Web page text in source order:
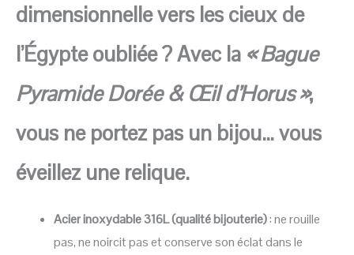
dimensionnelle vers les cieux de
l’Égypte oubliée ? Avec la « Bague
Pyramide Dorée & Œil d’Horus »,
vous ne portez pas un bijou… vous
éveillez une relique.
Acier inoxydable 316L (qualité bijouterie): ne rouille
pas, ne noircit pas et conserve son éclat dans le